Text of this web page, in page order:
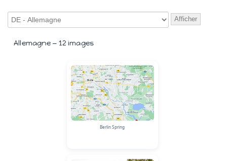
Afficher
Allemagne — 12 images
Berlin Spring
SVE